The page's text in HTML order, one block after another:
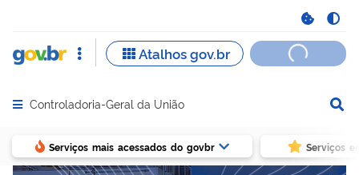
Abrir menu principal de navegação
Controladoria-Geral da União
Serviços mais acessados do govbr Serviços